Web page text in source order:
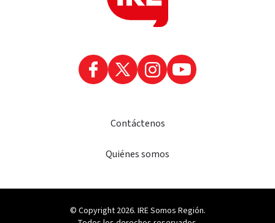
Contáctenos
Quiénes somos
© Copyright 2026. IRE Somos Región.